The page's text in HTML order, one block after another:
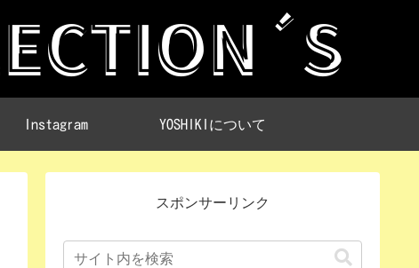
Instagram YOSHIKIについて
スポンサーリンク